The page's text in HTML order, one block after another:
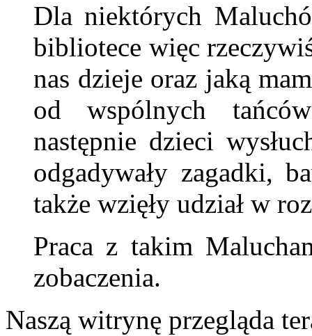
Dla niektórych
bibliotece więc
nas dzieje oraz jaką
od wspólnych
następnie dzieci
odgadywały zagadki,
także wzięły udział w
Praca z takim
zobaczenia.
Naszą witrynę przegląda